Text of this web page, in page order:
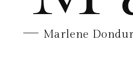
Marlene